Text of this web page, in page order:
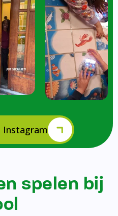
Instagram
spelen bij